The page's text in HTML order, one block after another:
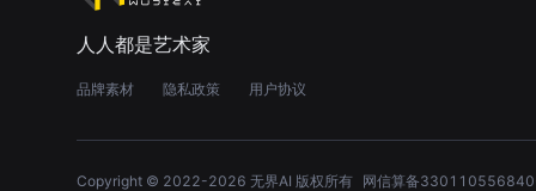
人人都是艺术家
品牌素材 隐私政策 用户协议
Copyright © 2022-2026 无界AI 版权所有 网信算备